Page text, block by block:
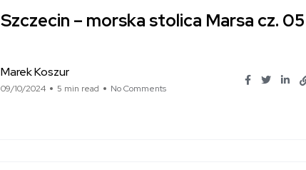
Szczecin – morska stolica Marsa cz. 05
Marek Koszur
09/10/2024 5 min read No Comments